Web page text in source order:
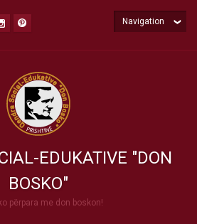
EDUKATIVE "DON
BOSKO"
përpara me don boskon!
Navigation